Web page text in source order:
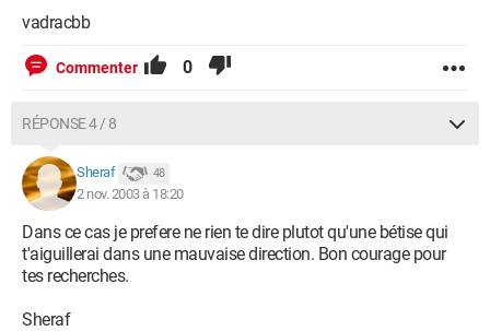
vadracbb
Commenter 0
RÉPONSE 4 / 8
Sheraf 48
2 nov. 2003 à 18:20
Dans ce cas je prefere ne rien te dire plutot qu'une bétise qui
t'aiguillerai dans une mauvaise direction. Bon courage pour
tes recherches.
Sheraf